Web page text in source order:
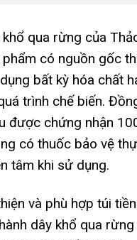
qua rừng của
có nguồn gốc
bất kỳ hóa chất
trình chế biến.
được chứng nhận
có thuốc bảo vệ
tâm khi sử dụng.
và phù hợp túi
dây khổ qua